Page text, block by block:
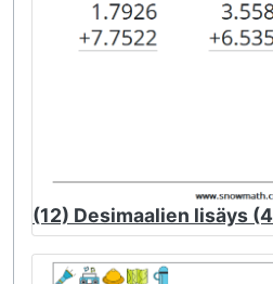
(12) Desimaalien lisäys